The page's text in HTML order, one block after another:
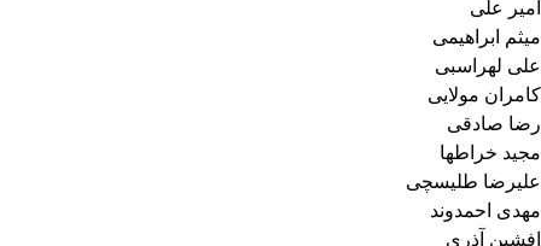
امیر علی
میثم ابراهیمی
علی لهراسبی
کامران مولایی
رضا صادقی
مجید خراطها
علیرضا طلیسچی
مهدی احمدوند
افشین آذری